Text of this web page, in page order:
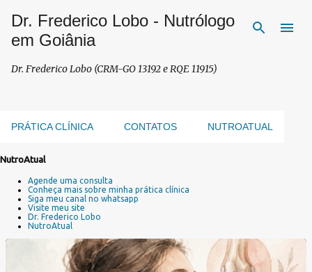
Pular para o conteúdo principal
Dr. Frederico Lobo - Nutrólogo
em Goiânia
Dr. Frederico Lobo (CRM-GO 13192 e RQE 11915)
PRÁTICA CLÍNICA CONTATOS NUTROATUAL
g
NutroAtual
Agende uma consulta
Conheça mais sobre minha prática clínica
Siga meu canal no whatsapp
Visite meu site
Dr. Frederico Lobo
NutroAtual